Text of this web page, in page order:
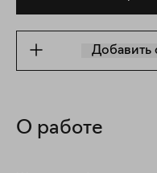
Добавить
О работе